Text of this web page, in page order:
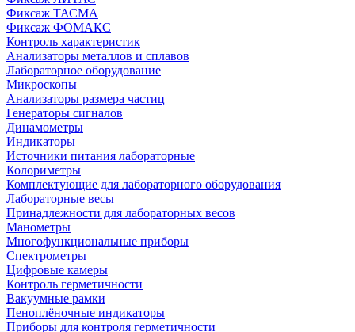
Фиксаж ТАСМА
Фиксаж ФОМАКС
Контроль характеристик
Анализаторы металлов и сплавов
Лабораторное оборудование
Микроскопы
Анализаторы размера частиц
Генераторы сигналов
Динамометры
Индикаторы
Источники питания лабораторные
Колориметры
Комплектующие для лабораторного оборудования
Лабораторные весы
Принадлежности для лабораторных весов
Манометры
Многофункциональные приборы
Спектрометры
Цифровые камеры
Контроль герметичности
Вакуумные рамки
Пеноплёночные индикаторы
Приборы для контроля герметичности